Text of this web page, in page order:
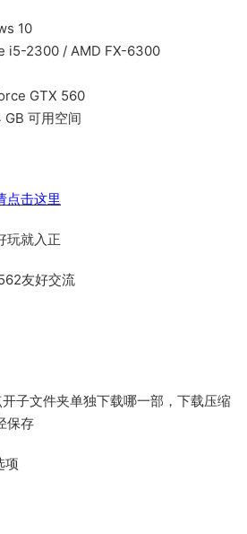
10
i5-2300 / AMD FX-6300
GTX 560
GB 可用空间
点击这里
玩就入正
友好交流
子文件夹单独下载哪一部，下载压缩
保存
项